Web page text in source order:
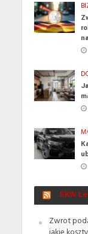
SKW
Zwrot